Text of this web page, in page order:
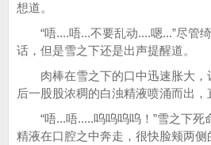
想道。
“唔....唔...不要乱动....嗯...”尽管
话，但是雪之下还是出声提醒道。
肉棒在雪之下的口中迅速胀大，
后一股股浓稠的白浊精液喷涌而出，
“唔...唔.....呜呜呜呜！”雪之下死
精液在口腔之中奔走，很快脸颊两